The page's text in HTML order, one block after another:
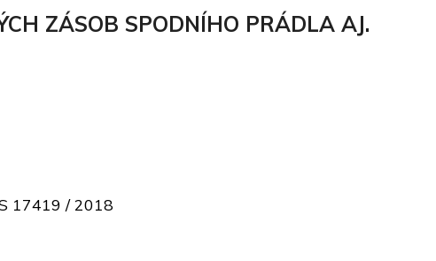
ZÁSOB SPODNÍHO PRÁDLA AJ.
17419 / 2018